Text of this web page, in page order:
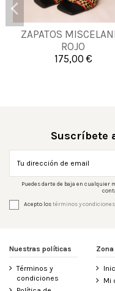
ZAPATOS
ROJO
175,00 €
41
Añadir al carrito
Suscríbete
Puedes darte de baja en
Acepto lostérminos y condiciones
Nuestras políticas
Términos y
condiciones
Mi